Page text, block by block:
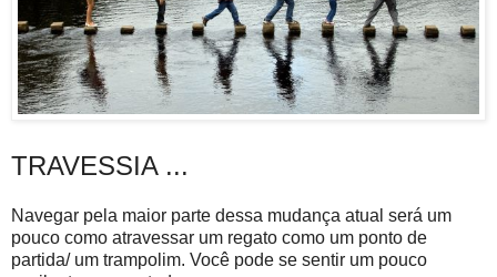
TRAVESSIA ...
Navegar pela maior parte dessa mudança atual será um
pouco como atravessar um regato como um ponto de
partida/ um trampolim. Você pode se sentir um pouco